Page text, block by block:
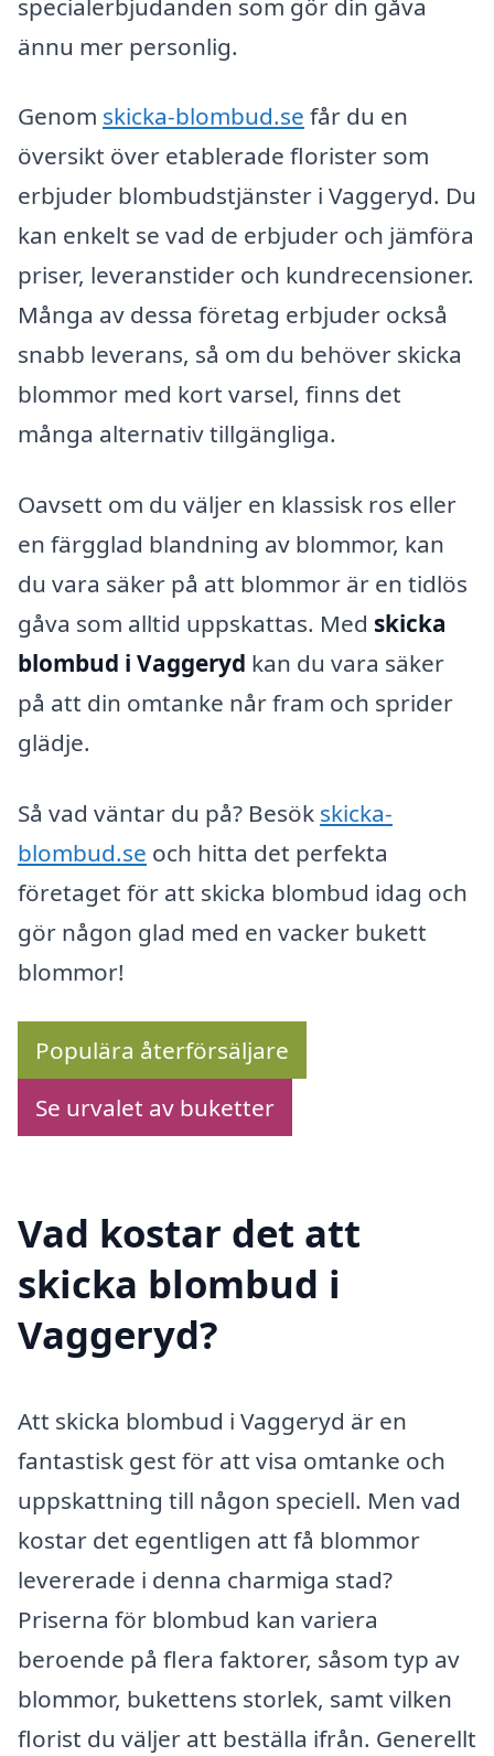
ännu mer personlig.
Genom skicka-blombud.se får du en
översikt över etablerade florister som
erbjuder blombudstjänster i Vaggeryd. Du
kan enkelt se vad de erbjuder och jämföra
priser, leveranstider och kundrecensioner.
Många av dessa företag erbjuder också
snabb leverans, så om du behöver skicka
blommor med kort varsel, finns det
många alternativ tillgängliga.
Oavsett om du väljer en klassisk ros eller
en färgglad blandning av blommor, kan
du vara säker på att blommor är en tidlös
gåva som alltid uppskattas. Med skicka
blombud i Vaggeryd kan du vara säker
på att din omtanke når fram och sprider
glädje.
Så vad väntar du på? Besök skicka-
blombud.se och hitta det perfekta
företaget för att skicka blombud idag och
gör någon glad med en vacker bukett
blommor!
Populära återförsäljare
Se urvalet av buketter
Vad kostar det att
skicka blombud i
Vaggeryd?
Att skicka blombud i Vaggeryd är en
fantastisk gest för att visa omtanke och
uppskattning till någon speciell. Men vad
kostar det egentligen att få blommor
levererade i denna charmiga stad?
Priserna för blombud kan variera
beroende på flera faktorer, såsom typ av
blommor, bukettens storlek, samt vilken
florist du väljer att beställa ifrån. Generellt